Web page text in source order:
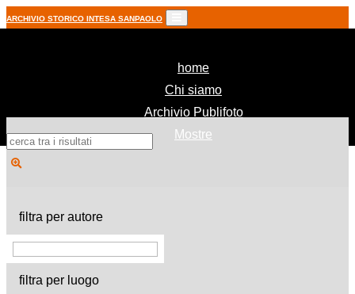
ARCHIVIO STORICO INTESA SANPAOLO
home(current)
Chi siamo
Archivio Publifoto
Mostre
filtra per autore
filtra per luogo